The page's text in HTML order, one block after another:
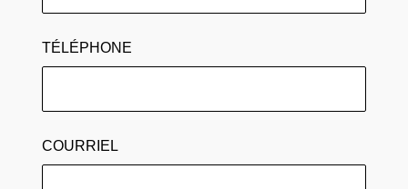
TÉLÉPHONE
COURRIEL